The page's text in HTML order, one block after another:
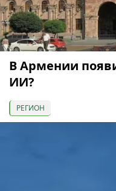
В Армении
ИИ?
РЕГИОН